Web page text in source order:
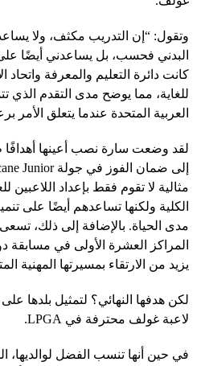
وتقول: “إن التدريب مكثف، ولا
البدني فحسب، بل يساعدني أيضًا
كانت دائرة التعليم والمعرفة
للغاية، مما يوضح مدى التقدم الذي
العربية المتحدة عندما يتعلق الأمر
لقد وضعت سارة نصب أعينها أهدافًا
مثالية لا تقوم فقط بإعداد
الكلية ولكنها تساعدهم أيضًا على
مدى الحياة. بالإضافة إلى ذلك،
المراكز العشرة الأولى في مسابقة
يزيد من الارتقاء بمسيرتها المهنية
لكن هدفها النهائي؟ لتمثيل بلدها
لاعبة غولف محترفة في LPGA.
في حين أنها تنسب الفضل لوالديها،